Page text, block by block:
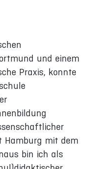
und einem
Praxis, konnte
Hamburg mit dem
bin ich als